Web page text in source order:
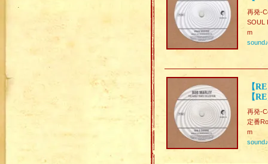
再発-
SOUL
m
sound♪
【
【
再発-
定番
m
sound♪